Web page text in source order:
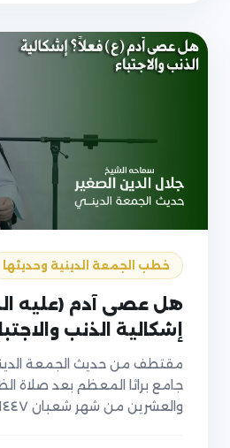
خطب الجمعة الدينية وحديثها
هل عصى آدم (عليه
إشكالية الذنب
مقتطف من حديث الجمعة
جامع براثا المعظم بعد صلاة